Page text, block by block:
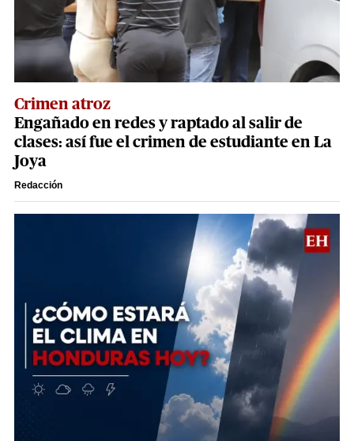
Crimen atroz
Engañado en redes y raptado al salir de
clases: así fue el crimen de estudiante en La
Joya
Redacción